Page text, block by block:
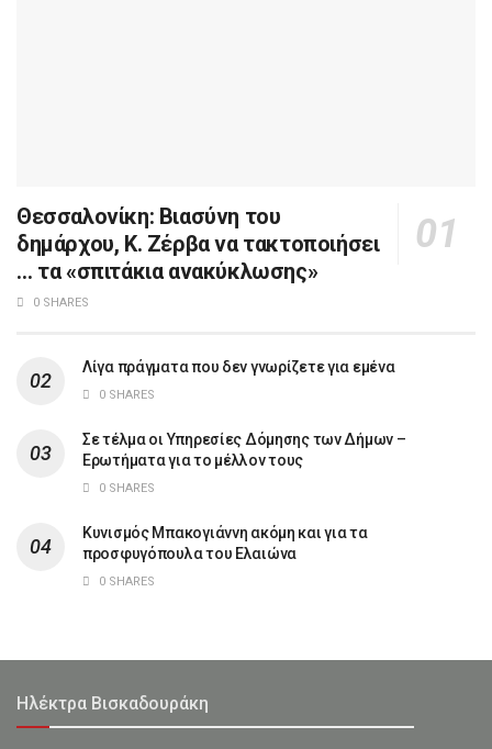
Θεσσαλονίκη: Βιασύνη του
δημάρχου, Κ. Ζέρβα να τακτοποιήσει
… τα «σπιτάκια ανακύκλωσης»
0 SHARES
Λίγα πράγματα που δεν γνωρίζετε για εμένα
0 SHARES
Σε τέλμα οι Υπηρεσίες Δόμησης των Δήμων –
Ερωτήματα για το μέλλον τους
0 SHARES
Κυνισμός Μπακογιάννη ακόμη και για τα
προσφυγόπουλα του Ελαιώνα
0 SHARES
Ηλέκτρα Βισκαδουράκη